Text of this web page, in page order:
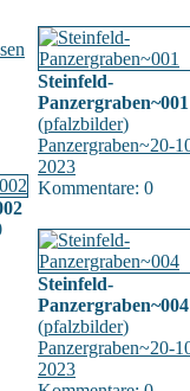
Steinfeld-
Panzergraben~001
(pfalzbilder)
Panzergraben~20-
2023
Kommentare: 0
Steinfeld-
Panzergraben~004
(pfalzbilder)
Panzergraben~20-
2023